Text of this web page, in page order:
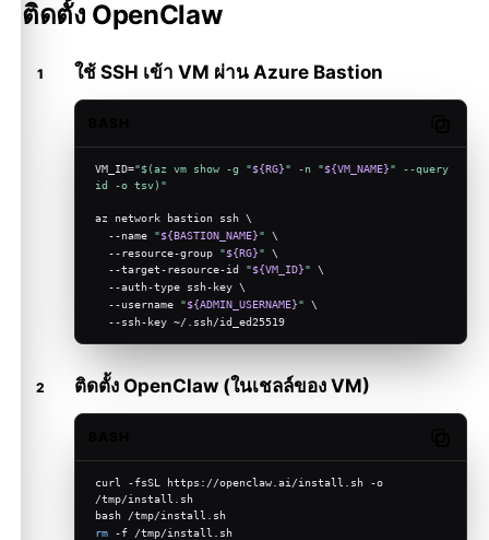
ติดตั้ง OpenClaw
ใช้ SSH เข้า VM ผ่าน Azure Bastion
VM_ID="$(az vm show -g "${RG}" -n "${VM_NAME}" --query
id -o tsv) "
az network bastion ssh \
  --name
"${BASTION_NAME}" \
  --resource-group
"${RG}" \
  --target-resource-id
"${VM_ID}" \
  --auth-type ssh-key \
  --username
"${ADMIN_USERNAME}" \
  --ssh-key ~/.ssh/id_ed25519
ติดตั้ง OpenClaw (ในเชลล์ของ VM)
curl -fsSL https://openclaw.ai/install.sh -o
/tmp/install.sh
bash /tmp/install.sh
rm -f /tmp/install.sh